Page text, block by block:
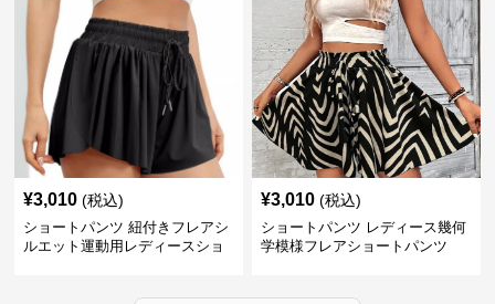
¥3,010 (税込)
ショートパンツ 紐付きフレアシ
ルエット運動用レディースショ
¥3,010 (税込)
ショートパンツ レディース幾何
学模様フレアショートパンツ